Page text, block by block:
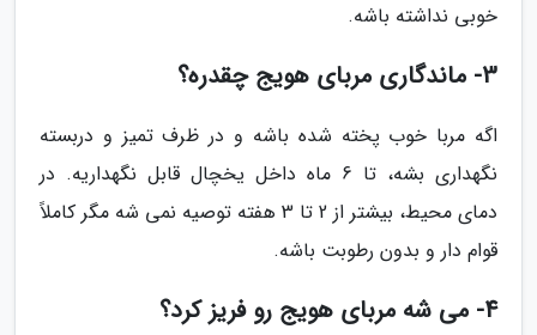
خوبی نداشته باشه.
3- ماندگاری مربای هویج چقدره؟
اگه مربا خوب پخته شده باشه و در ظرف تمیز و دربسته
نگهداری بشه، تا 6 ماه داخل یخچال قابل نگهداریه. در
دمای محیط، بیشتر از 2 تا 3 هفته توصیه نمی شه مگر کاملاً
قوام دار و بدون رطوبت باشه.
4- می شه مربای هویج رو فریز کرد؟